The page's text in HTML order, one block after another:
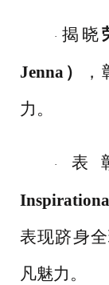
·揭晓
Jenna）
力。
·表
表现跻身
凡魅力。